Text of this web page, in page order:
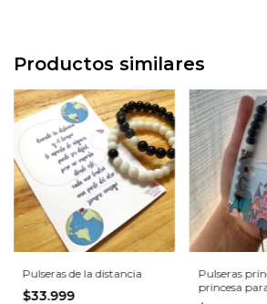
Productos similares
Pulseras de la distancia
$33.999
Pulseras
princesa